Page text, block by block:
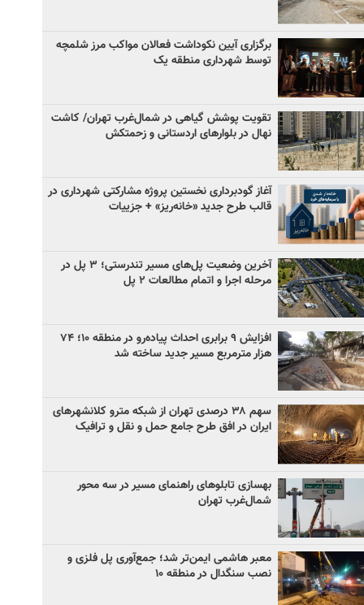
برگزاری آیین نکوداشت فعالان مواکب مرز شلمچه
توسط شهرداری منطقه یک
تقویت پوشش گیاهی در شمال‌غرب تهران/ کاشت
نهال در بلوارهای اردستانی و زحمتکش
آغاز گودبرداری نخستین پروژه مشارکتی شهرداری در
قالب طرح جدید «خانه‌ریز» + جزییات
آخرین وضعیت پل‌های مسیر تندرستی؛ ۳ پل در
مرحله اجرا و اتمام مطالعات ۲ پل
افزایش ۹ برابری احداث پیاده‌رو در منطقه ۱۰؛ ۷۴
هزار مترمربع مسیر جدید ساخته شد
سهم ۳۸ درصدی تهران از شبکه مترو کلانشهرهای
ایران در افق طرح جامع حمل و نقل و ترافیک
بهسازی تابلوهای راهنمای مسیر در سه محور
شمال‌غرب تهران
معبر هاشمی ایمن‌تر شد؛ جمع‌آوری پل فلزی و
نصب سنگدال در منطقه ۱۰